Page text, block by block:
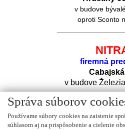
v budove
oproti Sconto
firemná
v budove
Správa súborov
Používame súbory cookies na zaistenie
súhlasom aj na prispôsobenie a cielenie